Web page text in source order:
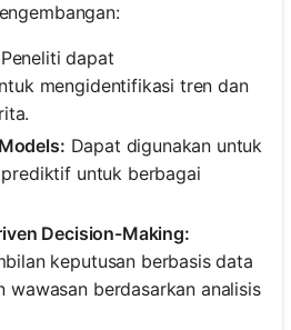
Peneliti dapat
mengidentifikasi tren dan
Dapat digunakan untuk
untuk berbagai
Decision-Making:
keputusan berbasis data
wawasan berdasarkan analisis